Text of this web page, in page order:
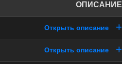
ОПИСАНИЕ
Открыть описание
Открыть описание